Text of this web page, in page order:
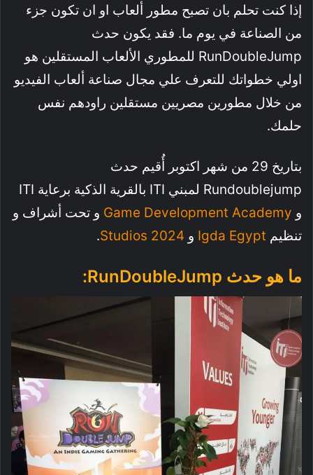
إذا كنت تحلم بان تصبح مطور ألعاب او ان تكون جزء
من الصناعة في يوم ما. فقد يكون حدث
RunDoubleJump للمطوري الألعاب المستقلين هو
اولي خطواتك للتعرف علي مجال صناعة ألعاب الفيديو
من خلال مطورين مصريين مستقلين راودهم نفس
حلمك.
بتاريخ 29 من شهر اكتوبر أُقيم حدث
Rundoublejump لمبني ITI بالقرية الذكية برعاية ITI
و Game Development Academy و تحت أشراف و
تنظيم Igda Egypt و 2024 Studios
.
ما هو حدث RunDoubleJump: